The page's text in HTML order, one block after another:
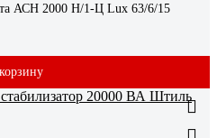
АСН 2000 Н/1-Ц Lux 63/6/15